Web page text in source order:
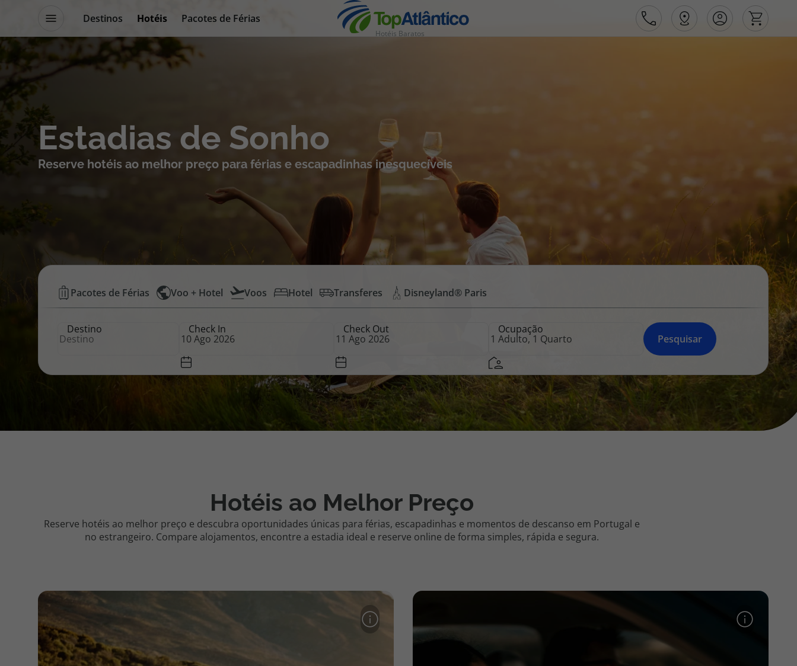
Destinos Hotéis
Pacotes de Férias
Promoções
Blog TopViagens Hotéis Baratos
Destinos
Voos
Pacotes de Férias
Disneyland ® Paris
Cruzeiros
Promoções
Cheque Viagem
Blog TopViagens
Apoio ao cliente no Estrangeiro
facilidade na marcação das suas viagens, tem ainda ao seu
dispor o nosso call center a funcionar todos os dias úteis das
10:00 às 20:00 e Sábado das 10:00 às 14:00.
Estadias de Sonho
Reserve hotéis ao melhor preço para férias e escapadinhas inesquecíveis
Hotéis
Baratos
Top
Pacotes de Férias Voo + Hotel Voos Hotel Transferes Disneyland® Paris
Destino Check In Check Out Ocupação
Pesquisar
Hotéis ao Melhor Preço
Reserve hotéis ao melhor preço e descubra oportunidades únicas para férias, escapadinhas e momentos de descanso em Portugal e
no estrangeiro. Compare alojamentos, encontre a estadia ideal e reserve online de forma simples, rápida e segura.